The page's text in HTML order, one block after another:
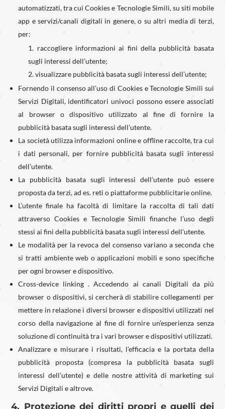
automatizzati, tra cui Cookies e Tecnologie Simili, su siti mobile
app e servizi/canali digitali in genere, o su altri media di terzi,
per:
raccogliere informazioni ai fini della pubblicità basata
sugli interessi dell’utente;
visualizzare pubblicità basata sugli interessi dell’utente;
Fornendo il consenso all’uso di Cookies e Tecnologie Simili sui
Servizi Digitali, identificatori univoci possono essere associati
al browser o dispositivo utilizzato al fine di fornire la
pubblicità basata sugli interessi dell’utente.
La società utilizza informazioni online e offline raccolte, tra cui
i dati personali, per fornire pubblicità basata sugli interessi
dell’utente.
La pubblicità basata sugli interessi dell’utente può essere
proposta da terzi, ad es. reti o piattaforme pubblicitarie online.
L’utente finale ha facoltà di limitare la raccolta di tali dati
attraverso Cookies e Tecnologie Simili finanche l’uso degli
stessi ai fini della pubblicità basata sugli interessi dell’utente.
Le modalità per la revoca del consenso variano a seconda che
si tratti ambiente web o applicazioni mobili e sono specifiche
per ogni browser e dispositivo.
Cross-device linking . Accedendo ai canali Digitali da più
browser o dispositivi, si cercherà di stabilire collegamenti per
mettere in relazione i diversi browser e dispositivi utilizzati nel
corso della navigazione al fine di fornire un’esperienza senza
soluzione di continuità tra i vari browser e dispositivi utilizzati.
Analizzare e misurare i risultati, l’efficacia e la portata della
pubblicità proposta (compresa la pubblicità basata sugli
interessi dell’utente) e delle nostre attività di marketing sui
Servizi Digitali e altrove.
4. Protezione dei diritti propri e quelli dei